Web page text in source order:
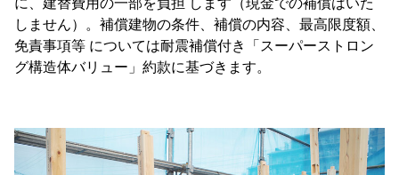
に、建替費用の一部を負担 します（現金での補償はいた
しません）。補償建物の条件、補償の内容、最高限度額、
免責事項等 については耐震補償付き「スーパーストロン
グ構造体バリュー」約款に基づきます。